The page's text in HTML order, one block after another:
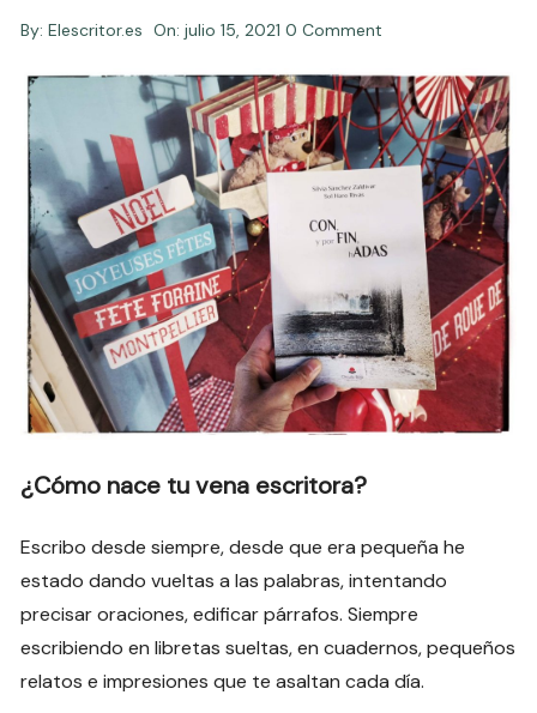
By: Elescritor.es On:julio 15, 2021 0 Comment
¿Cómo nace tu vena escritora?
Escribo desde siempre, desde que era pequeña he
estado dando vueltas a las palabras, intentando
precisar oraciones, edificar párrafos. Siempre
escribiendo en libretas sueltas, en cuadernos, pequeños
relatos e impresiones que te asaltan cada día.